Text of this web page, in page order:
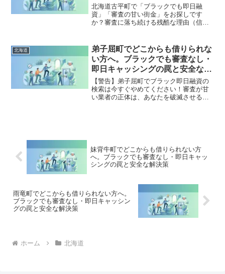
北海道古平町で「ブラックでも即日融
資」「審査の甘い街金」をお探しです
か？審査に落ち続ける残酷な理由（信用
まで徹底解説。多重債務の地獄から抜け
出し、合法的に借金を減額・免除する
「債務整理」の正しい知識と、今すぐ督
促を止める無料相談窓口をご案内しま
す。
北海道
弟子屈町でどこからも借りられな
い方へ。ブラックでも審査なし・
即日キャッシングの罠と安全な解
決策
【警告】弟子屈町でブラック即日融資の
検索は今すぐやめてください！審査が甘
い業者の正体は、あなたを破滅させる闇
妹背牛町でどこからも借りられない方
へ。ブラックでも審査なし・即日キャッ
シングの罠と安全な解決策
雨竜町でどこからも借りられない方へ。
ブラックでも審査なし・即日キャッシン
グの罠と安全な解決策
ホーム 北海道